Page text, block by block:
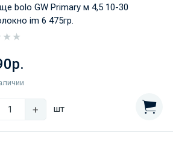
bolo GW Primary м 4,5 10-30
im 6 475гр.
+ шт